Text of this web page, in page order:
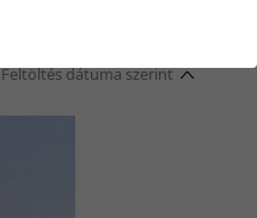
Feltöltés dátuma szerint
Relevancia szerint